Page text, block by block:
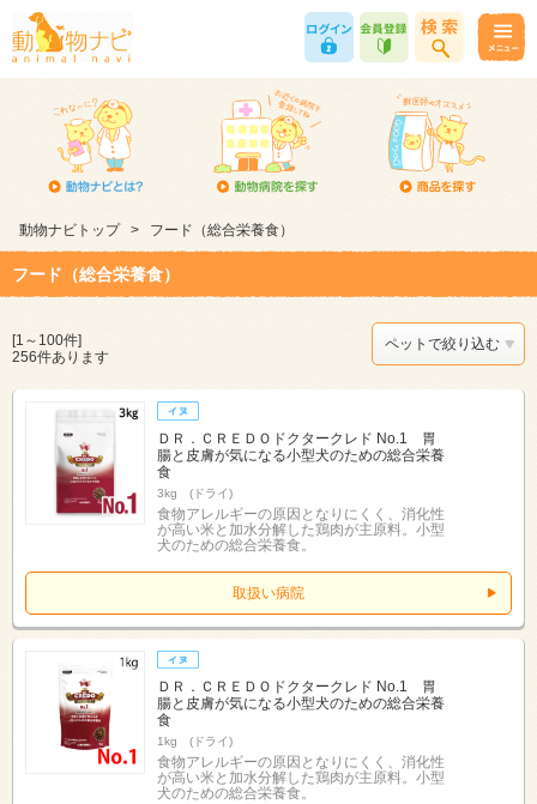
動物ナビトップ > フード（総合栄養食）
フード（総合栄養食）
[1～100件]
256件あります
ペットで絞り込む
ＤＲ．ＣＲＥＤＯドクタークレド No.1 胃
腸と皮膚が気になる小型犬のための総合栄養
食
3kg (ドライ)
食物アレルギーの原因となりにくく、消化性
が高い米と加水分解した鶏肉が主原料。小型
犬のための総合栄養食。
取扱い病院
ＤＲ．ＣＲＥＤＯドクタークレド No.1 胃
腸と皮膚が気になる小型犬のための総合栄養
食
1kg (ドライ)
食物アレルギーの原因となりにくく、消化性
が高い米と加水分解した鶏肉が主原料。小型
犬のための総合栄養食。